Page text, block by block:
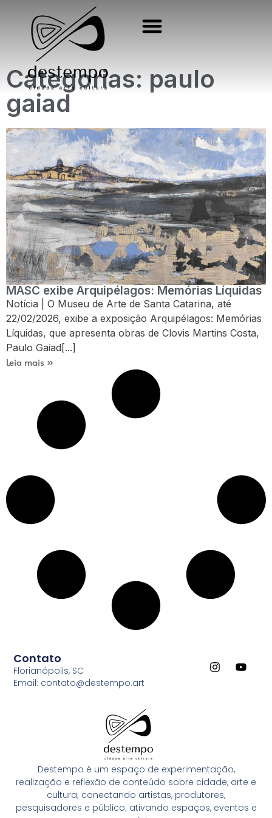
Categorias: paulo
gaiad
MASC exibe Arquipélagos: Memórias Líquidas
Notícia | O Museu de Arte de Santa Catarina, até
22/02/2026, exibe a exposição Arquipélagos: Memórias
Líquidas, que apresenta obras de Clovis Martins Costa,
Paulo Gaiad[...]
Leia mais »
Destempo é um espaço de experimentação,
realização e reflexão de conteúdo sobre cidade, arte e
cultura; conectando artistas, produtores,
pesquisadores e público; ativando espaços, eventos e
Contato
Florianópolis, SC
Email: contato@destempo.art